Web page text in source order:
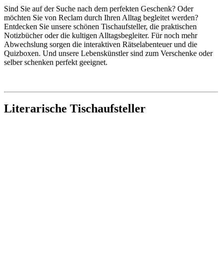
Sind Sie auf der Suche nach dem perfekten Geschenk? Oder
möchten Sie von Reclam durch Ihren Alltag begleitet werden?
Entdecken Sie unsere schönen Tischaufsteller, die praktischen
Notizbücher oder die kultigen Alltagsbegleiter. Für noch mehr
Abwechslung sorgen die interaktiven Rätselabenteuer und die
Quizboxen. Und unsere Lebenskünstler sind zum Verschenke oder
selber schenken perfekt geeignet.
Literarische Tischaufsteller